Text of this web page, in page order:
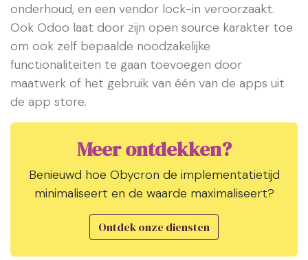
onderhoud, en een vendor lock-in veroorzaakt.
Ook Odoo laat door zijn open source karakter toe
om ook zelf bepaalde noodzakelijke
functionaliteiten te gaan toevoegen door
maatwerk of het gebruik van één van de apps uit
de app store.
Meer ontdekken?
Benieuwd hoe Obycron de implementatietijd
minimaliseert en de waarde maximaliseert?
Ontdek onze diensten